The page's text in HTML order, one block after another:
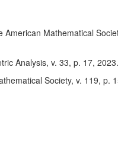
Mathematical
Analysis, v. 33, p. 17, 2023.
Society, v. 119, p.